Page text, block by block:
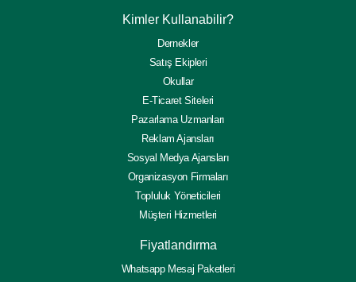
Kimler Kullanabilir?
Dernekler
Satış Ekipleri
Okullar
E-Ticaret Siteleri
Pazarlama Uzmanları
Reklam Ajansları
Sosyal Medya Ajansları
Organizasyon Firmaları
Topluluk Yöneticileri
Müşteri Hizmetleri
Fiyatlandırma
Whatsapp Mesaj Paketleri